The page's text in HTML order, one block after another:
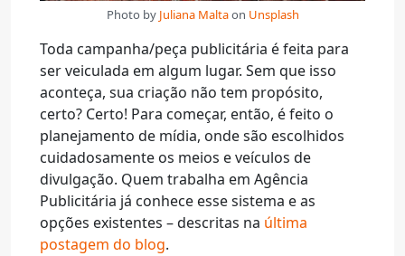
Photo by Juliana Maltaon Unsplash
Toda campanha/peça publicitária é feita para
ser veiculada em algum lugar. Sem que isso
aconteça, sua criação não tem propósito,
certo? Certo! Para começar, então, é feito o
planejamento de mídia, onde são escolhidos
cuidadosamente os meios e veículos de
divulgação. Quem trabalha em Agência
Publicitária já conhece esse sistema e as
opções existentes – descritas na última
postagem do blog.